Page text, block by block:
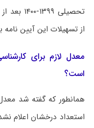
تحصیلی
از تسهیلات این آیین نامه
معدل لازم برای
است؟
همانطور که گفته شد
استعداد درخشان اعلام